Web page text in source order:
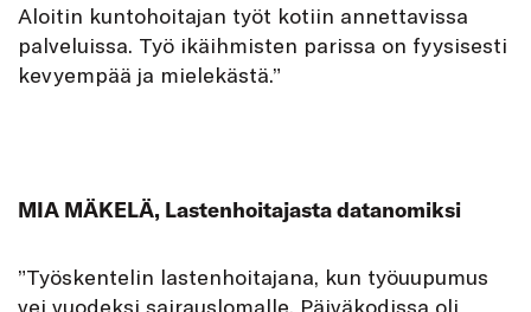
Aloitin kuntohoitajan työt kotiin annettavissa
palveluissa. Työ ikäihmisten parissa on fyysisesti
kevyempää ja mielekästä.”
MIA MÄKELÄ, Lastenhoitajasta datanomiksi
”Työskentelin lastenhoitajana, kun työuupumus
vei vuodeksi sairauslomalle. Päiväkodissa oli